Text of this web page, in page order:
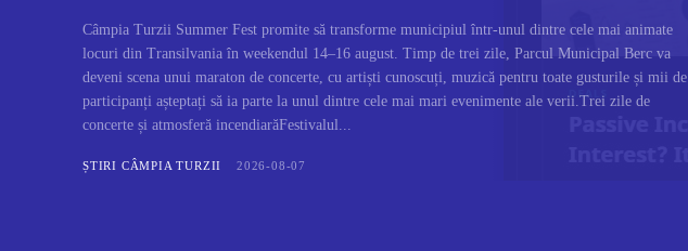
Câmpia Turzii Summer Fest promite să transforme municipiul într-unul dintre cele mai animate
locuri din Transilvania în weekendul 14–16 august. Timp de trei zile, Parcul Municipal Berc va
deveni scena unui maraton de concerte, cu artiști cunoscuți, muzică pentru toate gusturile și mii de
participanți așteptați să ia parte la unul dintre cele mai mari evenimente ale verii.Trei zile de
concerte și atmosferă incendiarăFestivalul...
ȘTIRI CÂMPIA TURZII 2026-08-07